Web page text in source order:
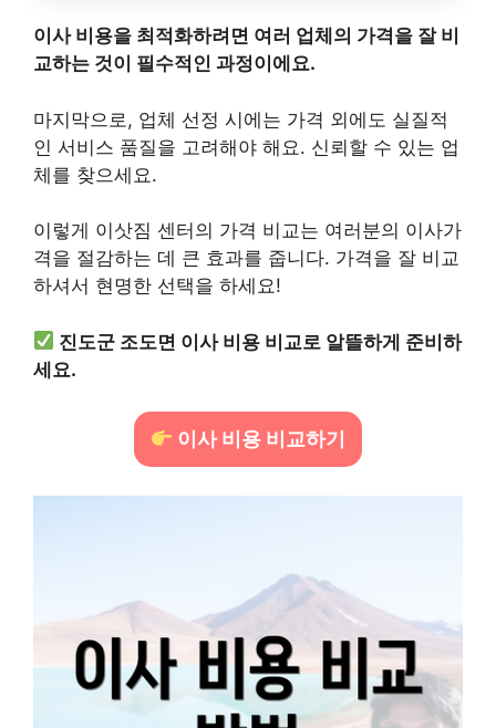
이사 비용을 최적화하려면 여러 업체의 가격을 잘 비
교하는 것이 필수적인 과정이에요.
마지막으로, 업체 선정 시에는 가격 외에도 실질적
인 서비스 품질을 고려해야 해요. 신뢰할 수 있는 업
체를 찾으세요.
이렇게 이삿짐 센터의 가격 비교는 여러분의 이사가
격을 절감하는 데 큰 효과를 줍니다. 가격을 잘 비교
하셔서 현명한 선택을 하세요!
진도군 조도면 이사 비용 비교로 알뜰하게 준비하
세요.
이사 비용 비교하기